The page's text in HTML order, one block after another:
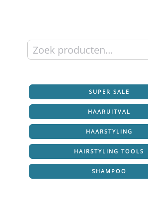
Zoeken
naar:
SUPER SALE
HAARUITVAL
HAARSTYLING
HAIRSTYLING TOOLS
SHAMPOO